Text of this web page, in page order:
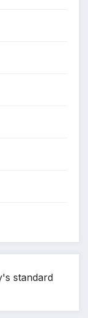
standard